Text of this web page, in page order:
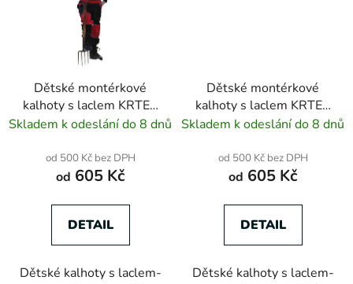
Dětské montérkové
kalhoty s laclem KRTEX
PROFIDUO černo-
Skladem k odeslání do 8 dnů
od 500 Kč bez DPH
od 605 Kč
DETAIL
Dětské kalhoty s laclem-
Dětské montérkové
kalhoty s laclem KRTEX
PROFIDUO červeno-
Skladem k odeslání do 8 dnů
od 500 Kč bez DPH
od 605 Kč
DETAIL
Dětské kalhoty s laclem-